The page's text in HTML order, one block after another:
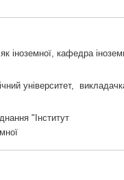
іноземної, кафедра
університет,
"Інститут